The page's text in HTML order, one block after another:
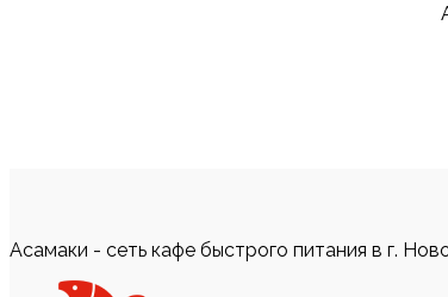
Асамаки - сеть кафе быстрого питания в г.